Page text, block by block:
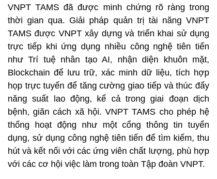
VNPT TAMS đã được minh chứng rõ ràng trong
thời gian qua. Giải pháp quản trị tài năng VNPT
TAMS được VNPT xây dựng và triển khai sử dụng
trực tiếp khi ứng dụng nhiều công nghệ tiên tiến
như Trí tuệ nhân tạo AI, nhận diện khuôn mặt,
Blockchain để lưu trữ, xác minh dữ liệu, tích hợp
họp trực tuyến để tăng cường giao tiếp và thúc đẩy
năng suất lao động, kể cả trong giai đoạn dịch
bệnh, giãn cách xã hội. VNPT TAMS cho phép hệ
thống hoạt động như một cổng thông tin tuyển
dụng, sử dụng công nghệ tiên tiến để tìm kiếm, thu
hút và kết nối với các ứng viên chất lượng, phù hợp
với các cơ hội việc làm trong toàn Tập đoàn VNPT.